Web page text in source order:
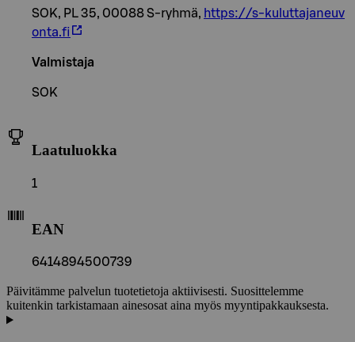
SOK, PL 35, 00088 S-ryhmä, https://s-kuluttajaneuv
onta.fi
Valmistaja
SOK
Laatuluokka
1
EAN
6414894500739
Päivitämme palvelun tuotetietoja aktiivisesti. Suosittelemme
kuitenkin tarkistamaan ainesosat aina myös myyntipakkauksesta.